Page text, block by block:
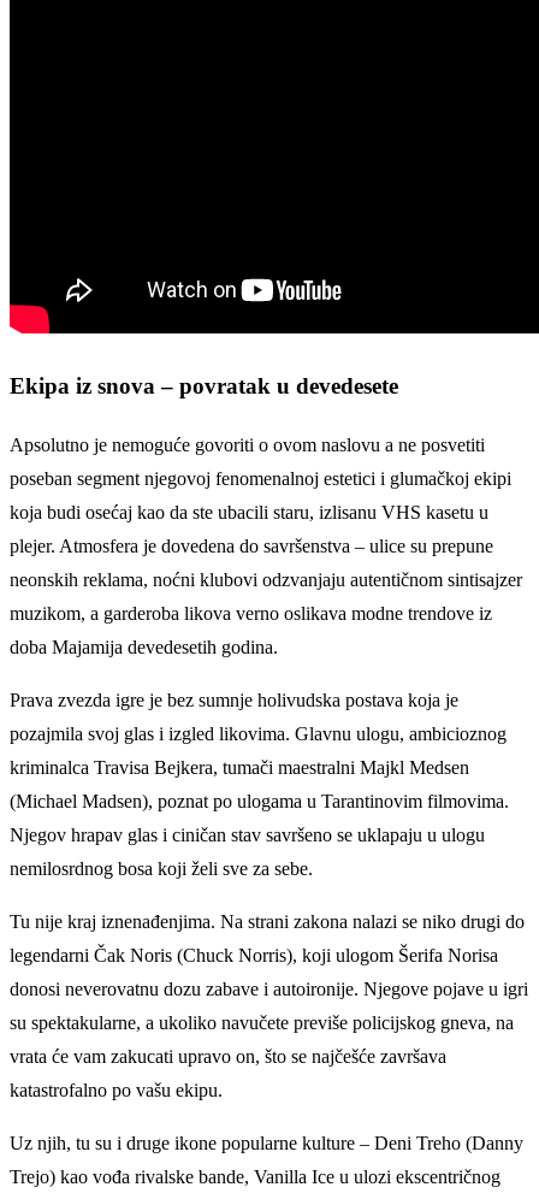
Ekipa iz snova – povratak u devedesete
Apsolutno je nemoguće govoriti o ovom naslovu a ne posvetiti
poseban segment njegovoj fenomenalnoj estetici i glumačkoj ekipi
koja budi osećaj kao da ste ubacili staru, izlisanu VHS kasetu u
plejer. Atmosfera je dovedena do savršenstva – ulice su prepune
neonskih reklama, noćni klubovi odzvanjaju autentičnom sintisajzer
muzikom, a garderoba likova verno oslikava modne trendove iz
doba Majamija devedesetih godina.
Prava zvezda igre je bez sumnje holivudska postava koja je
pozajmila svoj glas i izgled likovima. Glavnu ulogu, ambicioznog
kriminalca Travisa Bejkera, tumači maestralni Majkl Medsen
(Michael Madsen), poznat po ulogama u Tarantinovim filmovima.
Njegov hrapav glas i ciničan stav savršeno se uklapaju u ulogu
nemilosrdnog bosa koji želi sve za sebe.
Tu nije kraj iznenađenjima. Na strani zakona nalazi se niko drugi do
legendarni Čak Noris (Chuck Norris), koji ulogom Šerifa Norisa
donosi neverovatnu dozu zabave i autoironije. Njegove pojave u igri
su spektakularne, a ukoliko navučete previše policijskog gneva, na
vrata će vam zakucati upravo on, što se najčešće završava
katastrofalno po vašu ekipu.
Uz njih, tu su i druge ikone popularne kulture – Deni Treho (Danny
Trejo) kao vođa rivalske bande, Vanilla Ice u ulozi ekscentričnog